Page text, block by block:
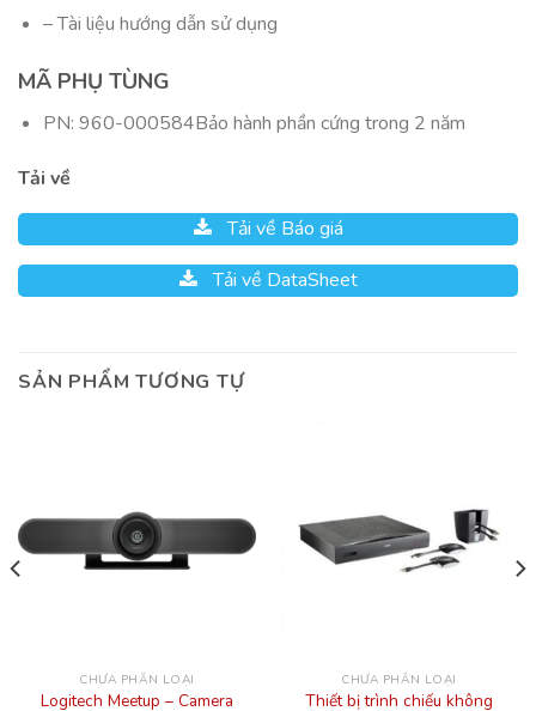
– Tài liệu hướng dẫn sử dụng
MÃ PHỤ TÙNG
PN: 960-000584Bảo hành phần cứng trong 2 năm
Tải về
Tải về Báo giá
Tải về DataSheet
SẢN PHẨM TƯƠNG TỰ
CHƯA PHÂN LOẠI
Logitech Meetup – Camera
CHƯA PHÂN LOẠI
Thiết bị trình chiếu không